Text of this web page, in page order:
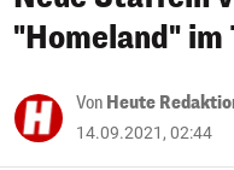
"Homeland" im
Von Heute
14.09.2021, 02:44